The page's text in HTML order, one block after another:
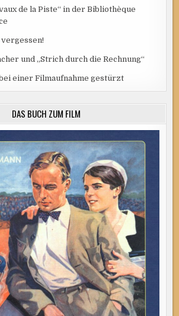
de la Piste“ in der Bibliothèque
und „Strich durch die Rechnung“
einer Filmaufnahme gestürzt
DAS BUCH ZUM FILM